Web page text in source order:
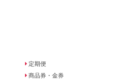
定期便
商品券・金券